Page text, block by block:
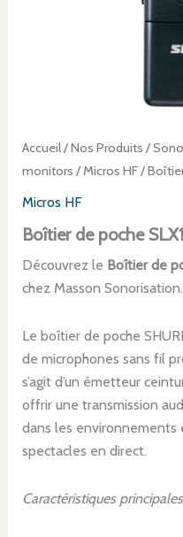
Accueil/Nos Produits /
monitors /Micros HF/ Boîtier
Micros HF
Boîtier de poche
Découvrez le Boîtier de
chez Masson Sonorisation.
Le boîtier de poche
de microphones sans fil
s’agit d’un émetteur
offrir une transmission
dans les
spectacles en direct.
Caractéristiques